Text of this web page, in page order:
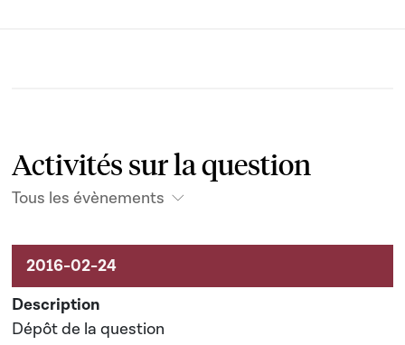
Activités sur la question
Tous les évènements
Activités liées au dossier
Dépôt de la question